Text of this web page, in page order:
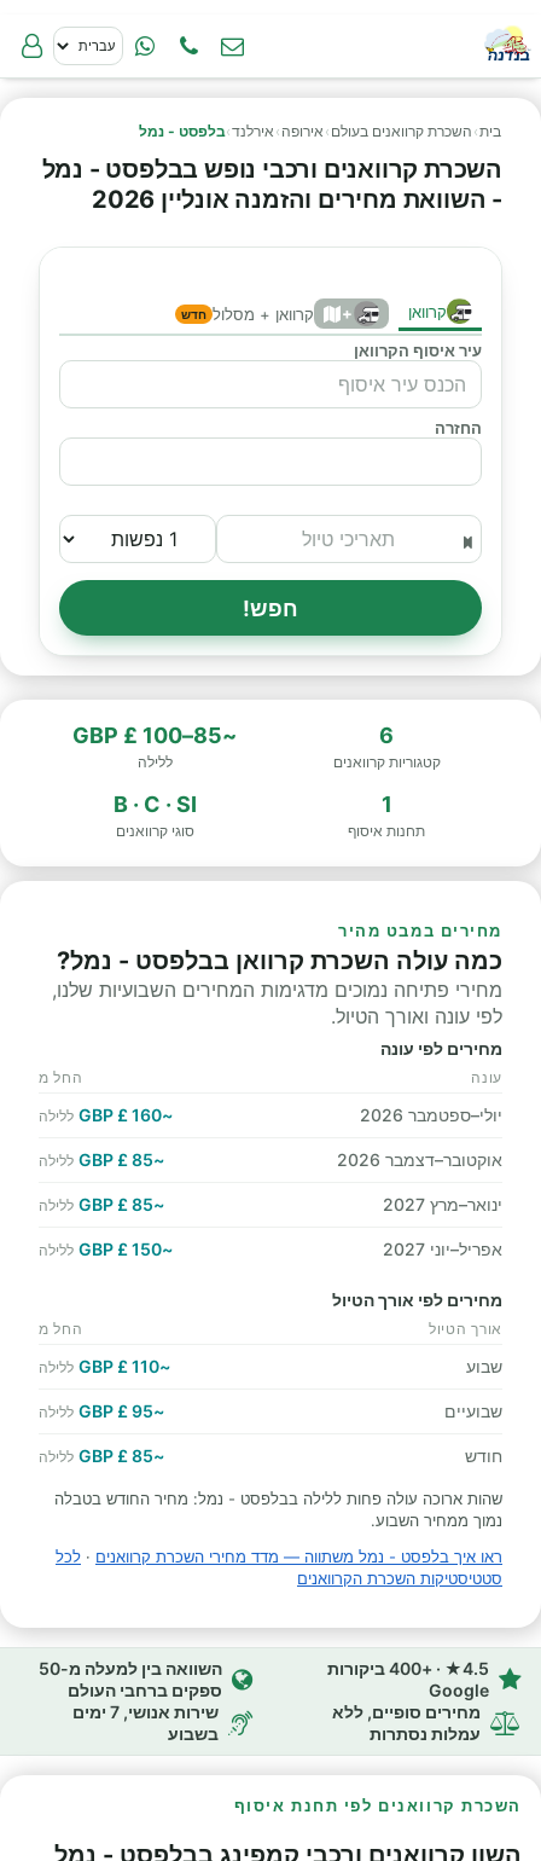
בית› השכרת קרוואנים בעולם › אירופה › אירלנד›בלפסט - נמל
השכרת קרוואנים ורכבי נופש בבלפסט - נמל
- השוואת מחירים והזמנה אונליין 2026
קרוואן + קרוואן + מסלול חדש
עיר איסוף הקרוואן
החזרה
חפש!
6
קטגוריות קרוואנים
~85–100 £ GBP
ללילה
1
תחנות איסוף
B · C · SI
סוגי קרוואנים
מחירים במבט מהיר
כמה עולה השכרת קרוואן בבלפסט - נמל?
מחירי פתיחה נמוכים מדגימות המחירים השבועיות שלנו,
לפי עונה ואורך הטיול.
מחירים לפי עונה
עונה החל מ
יולי–ספטמבר 2026 ~160 £ GBP ללילה
אוקטובר–דצמבר 2026 ~85 £ GBP ללילה
ינואר–מרץ 2027 ~85 £ GBP ללילה
אפריל–יוני 2027 ~150 £ GBP ללילה
מחירים לפי אורך הטיול
אורך הטיול החל מ
שבוע ~110 £ GBP ללילה
שבועיים ~95 £ GBP ללילה
חודש ~85 £ GBP ללילה
שהות ארוכה עולה פחות ללילה בבלפסט - נמל: מחיר החודש בטבלה
נמוך ממחיר השבוע.
ראו איך בלפסט - נמל משתווה — מדד מחירי השכרת קרוואנים · לכל
סטטיסטיקות השכרת הקרוואנים
4.5★ · +400 ביקורות
Google
השוואה בין למעלה מ-50
ספקים ברחבי העולם
מחירים סופיים, ללא
עמלות נסתרות
שירות אנושי, 7 ימים
בשבוע
השכרת קרוואנים לפי תחנת איסוף
השוו קרוואנים ורכבי קמפינג בבלפסט - נמל